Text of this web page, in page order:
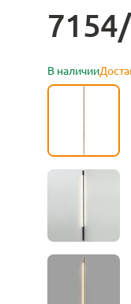
В наличии